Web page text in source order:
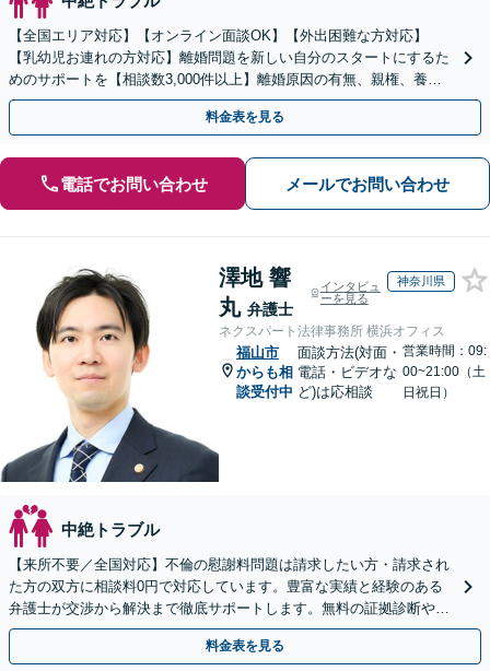
【全国エリア対応】【オンライン面談OK】【外出困難な方対応】
【乳幼児お連れの方対応】離婚問題を新しい自分のスタートにするた
めのサポートを【相談数3,000件以上】離婚原因の有無、親権、養育
費、財産分与、慰謝料請求【夜間・休日相談可】
料金表を見る
電話でお問い合わせ メールでお問い合わせ
澤地 響
丸 弁護士
インタビュ
ーを見る
神奈川県
ネクスパート法律事務所 横浜オフィス
福山市
からも相
談受付中
面談方法(対面・
電話・ビデオな
ど)は応相談
営業時間：09:
00~21:00（土
日祝日）
中絶トラブル
【来所不要／全国対応】不倫の慰謝料問題は請求したい方・請求され
た方の双方に相談料0円で対応しています。豊富な実績と経験のある
弁護士が交渉から解決まで徹底サポートします。無料の証拠診断や着
手金の返還保証もありますので安心してご相談ください。
料金表を見る